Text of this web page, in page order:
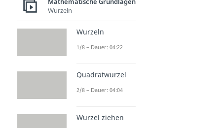
Wurzeln
Wurzeln
1/8 – Dauer: 04:22
Quadratwurzel
2/8 – Dauer: 04:04
Wurzel ziehen